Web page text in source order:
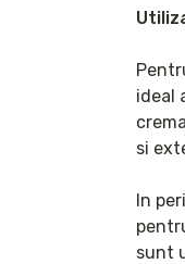
ideal
si
In
sunt